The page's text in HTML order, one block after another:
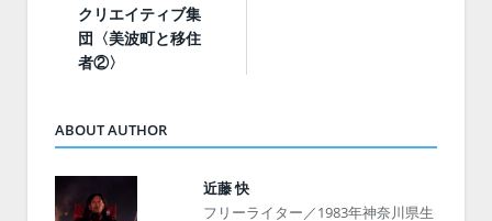
クリエイティブ集
団〈美波町と移住
者②〉
ABOUT AUTHOR
近藤 快
フリーライター／1983年神奈川県生